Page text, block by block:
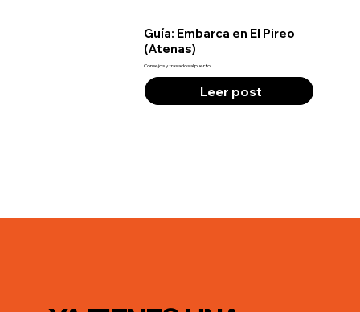
Guía: Embarca en El Pireo
(Atenas)
Leer post
Consejos y traslados al puerto.